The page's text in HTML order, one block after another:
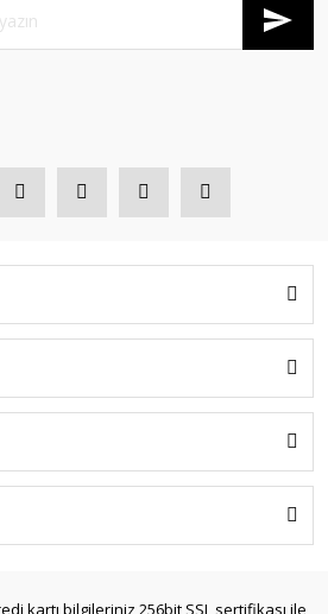
kartı bilgileriniz 256bit SSL sertifikası ile